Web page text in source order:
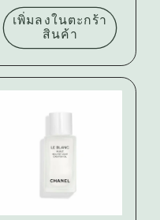
เพิ่มลงในตะกร้า
สินค้า